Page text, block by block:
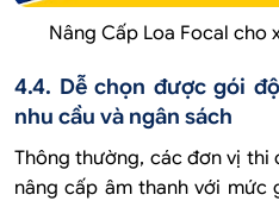
Nâng Cấp Loa Focal cho
4.4. Dễ chọn được gói
nhu cầu và ngân sách
Thông thường, các đơn vị thi
nâng cấp âm thanh với mức